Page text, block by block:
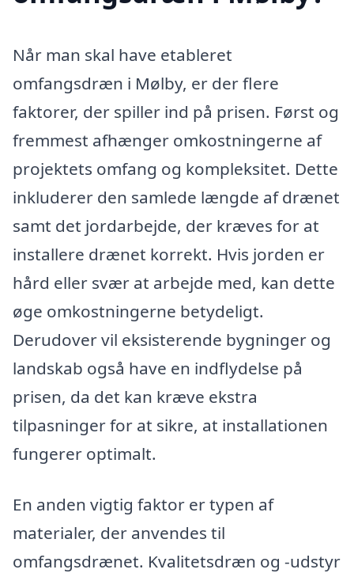
Når man skal have etableret
omfangsdræn i Mølby, er der flere
faktorer, der spiller ind på prisen. Først og
fremmest afhænger omkostningerne af
projektets omfang og kompleksitet. Dette
inkluderer den samlede længde af drænet
samt det jordarbejde, der kræves for at
installere drænet korrekt. Hvis jorden er
hård eller svær at arbejde med, kan dette
øge omkostningerne betydeligt.
Derudover vil eksisterende bygninger og
landskab også have en indflydelse på
prisen, da det kan kræve ekstra
tilpasninger for at sikre, at installationen
fungerer optimalt.
En anden vigtig faktor er typen af
materialer, der anvendes til
omfangsdrænet. Kvalitetsdræn og -udstyr